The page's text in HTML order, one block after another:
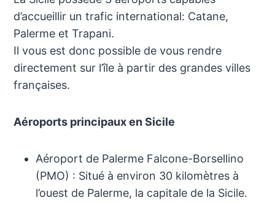
d’accueillir un trafic international: Catane,
Palerme et Trapani.
Il vous est donc possible de vous rendre
directement sur l’île à partir des grandes villes
françaises.
Aéroports principaux en Sicile
Aéroport de Palerme Falcone-Borsellino
(PMO) : Situé à environ 30 kilomètres à
l’ouest de Palerme, la capitale de la Sicile.